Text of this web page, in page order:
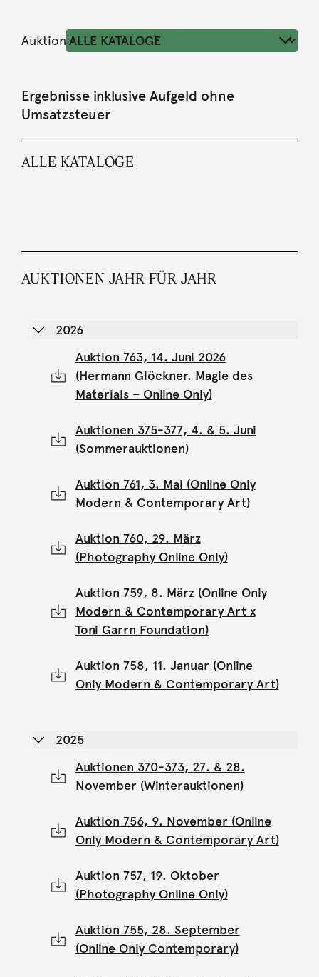
Auktion
Ergebnisse inklusive Aufgeld ohne
Umsatzsteuer
ALLE KATALOGE
AUKTIONEN JAHR FÜR JAHR
2026
Auktion 763, 14. Juni 2026
(Hermann Glöckner. Magie des
Materials – Online Only)
Auktionen 375-377, 4. & 5. Juni
(Sommerauktionen)
Auktion 761, 3. Mai (Online Only
Modern & Contemporary Art)
Auktion 760, 29. März
(Photography Online Only)
Auktion 759, 8. März (Online Only
Modern & Contemporary Art x
Toni Garrn Foundation)
Auktion 758, 11. Januar (Online
Only Modern & Contemporary Art)
2025
Auktionen 370-373, 27. & 28.
November (Winterauktionen)
Auktion 756, 9. November (Online
Only Modern & Contemporary Art)
Auktion 757, 19. Oktober
(Photography Online Only)
Auktion 755, 28. September
(Online Only Contemporary)